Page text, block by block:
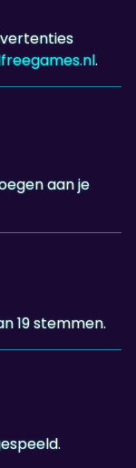
.
aan je
19 stemmen.